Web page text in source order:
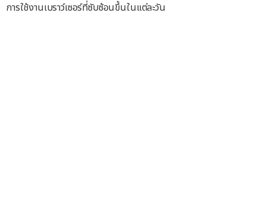
การใช้งานเบราว์เซอร์ที่ซับซ้อนขึ้นในแต่ละวัน